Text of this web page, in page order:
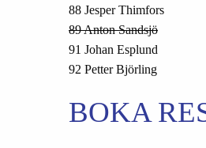
88 Jesper Thimfors
89 Anton Sandsjö
91 Johan Esplund
92 Petter Björling
BOKA